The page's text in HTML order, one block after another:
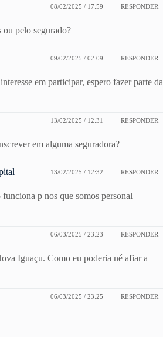
08/02/2025 / 17:59 RESPONDER
pelo segurado?
09/02/2025 / 02:09 RESPONDER
em participar, espero fazer parte da
13/02/2025 / 12:31 RESPONDER
em alguma seguradora?
13/02/2025 / 12:32 RESPONDER
p nos que somos personal
06/03/2025 / 23:23 RESPONDER
Iguaçu. Como eu poderia né afiar a
06/03/2025 / 23:25 RESPONDER